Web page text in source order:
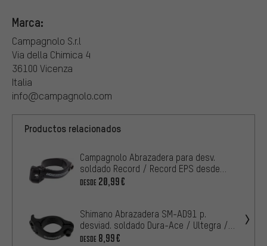
Marca:
Campagnolo S.r.l
Via della Chimica 4
36100 Vicenza
Italia
info@campagnolo.com
Productos relacionados
Campagnolo Abrazadera para desv.
soldado Record / Record EPS desde
Mod. 2011/2012
DESDE 20,99€
Shimano Abrazadera SM-AD91 p.
desviad. soldado Dura-Ace / Ultegra /
105 / GRX
DESDE 8,99€